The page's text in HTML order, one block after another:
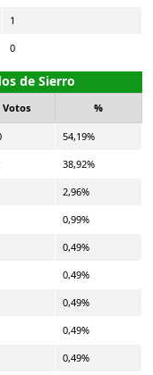
1
0
de Sierro
Votos %
54,19%
38,92%
2,96%
0,99%
0,49%
0,49%
0,49%
0,49%
0,49%